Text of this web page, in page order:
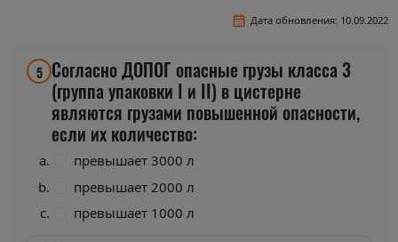
Дата обновления: 10.09.2022
5 Согласно ДОПОГ опасные грузы класса 3
(группа упаковки I и II) в цистерне
являются грузами повышенной опасности,
если их количество:
превышает 3000 л
превышает 2000 л
превышает 1000 л